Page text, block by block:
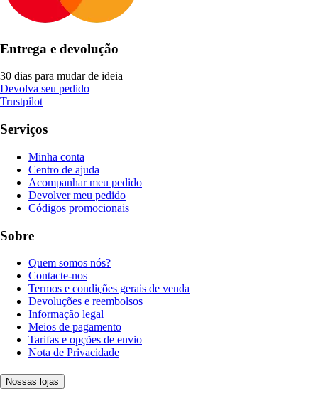
Entrega e devolução
30 dias para mudar de ideia
Devolva seu pedido
Trustpilot
Serviços
Minha conta
Centro de ajuda
Acompanhar meu pedido
Devolver meu pedido
Códigos promocionais
Sobre
Quem somos nós?
Contacte-nos
Termos e condições gerais de venda
Devoluções e reembolsos
Informação legal
Meios de pagamento
Tarifas e opções de envio
Nota de Privacidade
Nossas lojas